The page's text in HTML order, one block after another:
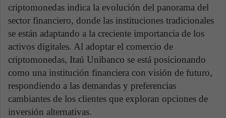
criptomonedas indica la evolución del panorama del
sector financiero, donde las instituciones tradicionales
se están adaptando a la creciente importancia de los
activos digitales. Al adoptar el comercio de
criptomonedas, Itaú Unibanco se está posicionando
como una institución financiera con visión de futuro,
respondiendo a las demandas y preferencias
cambiantes de los clientes que exploran opciones de
inversión alternativas.